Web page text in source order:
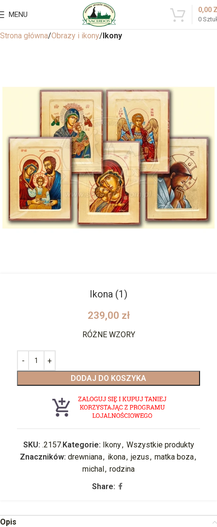
MENU
0
0,00
Strona główna Obrazy i ikony Ikony
Ikona (1)
239,00 zł
RÓŻNE WZORY
DODAJ DO KOSZYKA
SKU: .2157.Kategorie: Ikony, Wszystkie produkty
Znaczników: drewniana, ikona, jezus, matka boza,
michal, rodzina
Share:
Opis